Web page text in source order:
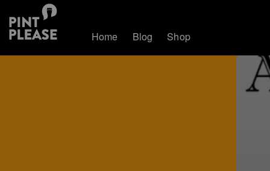
Home Blog Shop